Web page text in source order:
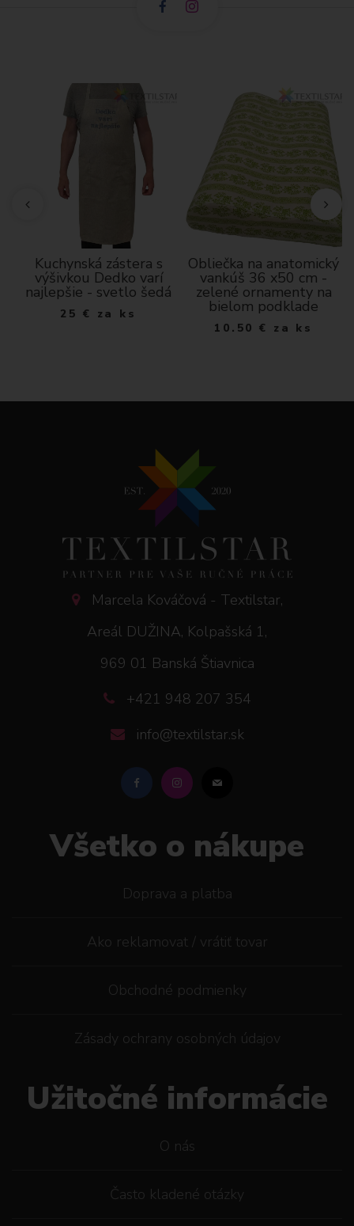
Kuchynská zástera s
výšivkou Dedko varí
najlepšie - svetlo šedá
25 € za ks
Obliečka na anatomický
vankúš 36 x50 cm -
zelené ornamenty na
bielom podklade
10.50 € za ks
Marcela Kováčová - Textilstar,
Areál DUŽINA, Kolpašská 1,
969 01 Banská Štiavnica
+421 948 207 354
info@textilstar.sk
Všetko o nákupe
Doprava a platba
Ako reklamovat / vrátiť tovar
Obchodné podmienky
Zásady ochrany osobných údajov
Užitočné informácie
O nás
Často kladené otázky